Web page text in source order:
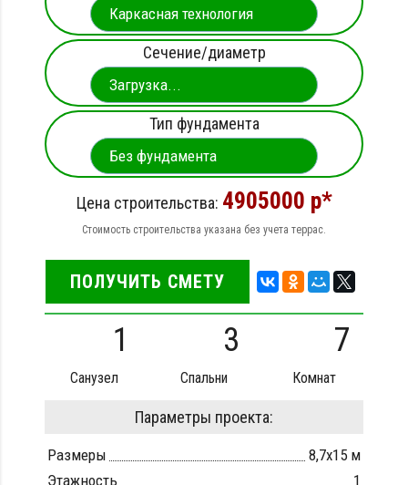
ПОЛУЧИТЬ СМЕТУ
1
Санузел
3
Спальни
7
Комнат
Параметры проекта:
Размеры
8,7х15 м
Этажность
1
Сечение/диаметр
Тип фундамента
Цена строительства: 4905000 р*
Стоимость строительства указана без учета террас.